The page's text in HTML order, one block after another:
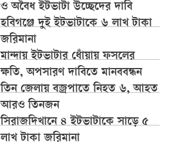
ও অবৈধ ইটভাটা উচ্ছেদের দাবি
হবিগঞ্জে দুই ইটভাটাকে ৬ লাখ টাকা
জরিমানা
মান্দায় ইটভাটার ধোঁয়ায় ফসলের
ক্ষতি, অপসারণ দাবিতে মানববন্ধন
তিন জেলায় বজ্রপাতে নিহত ৬, আহত
আরও তিনজন
সিরাজদিখানে ৪ ইটভাটাকে সাড়ে ৫
লাখ টাকা জরিমানা